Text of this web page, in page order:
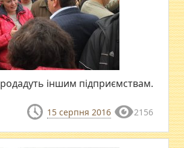
іншим підприємствам.
15 серпня 2016 2156